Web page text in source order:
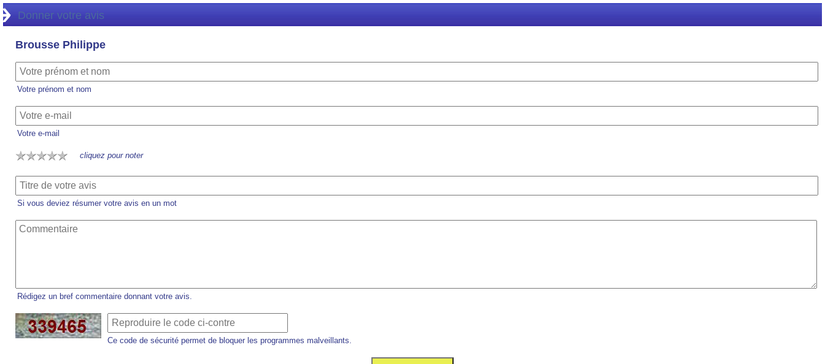
Donner votre avis
Brousse Philippe
Votre prénom et nom
Votre e-mail
cliquez pour noter
Si vous deviez résumer votre avis en un mot
Rédigez un bref commentaire donnant votre avis.
Ce code de sécurité permet de bloquer les programmes malveillants.